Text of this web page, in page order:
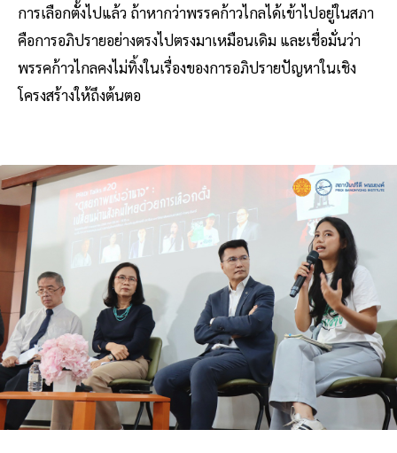
การเลือกตั้งไปแล้ว ถ้าหากว่าพรรคก้าวไกลได้เข้าไปอยู่ในสภา
คือการอภิปรายอย่างตรงไปตรงมาเหมือนเดิม และเชื่อมั่นว่า
พรรคก้าวไกลคงไม่ทิ้งในเรื่องของการอภิปรายปัญหาในเชิง
โครงสร้างให้ถึงต้นตอ